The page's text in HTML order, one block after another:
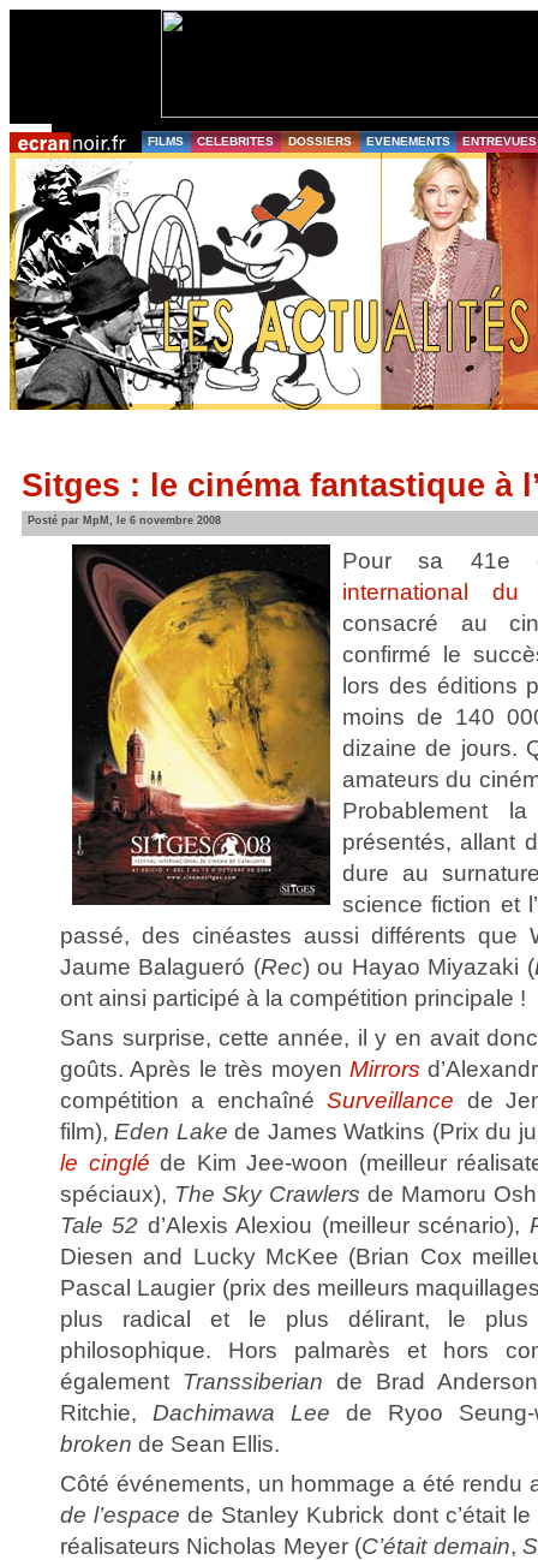
FILMS CELEBRITES DOSSIERS EVENEMENTS ENTREVUES
Sitges : le cinéma fantastique à
Posté par MpM, le 6 novembre 2008
Pour sa 41e
international
consacré au
confirmé le
lors des éditions
moins de 140
dizaine de jours.
amateurs du
Probablement
présentés, allant
dure au
science fiction et
passé, des cinéastes aussi différents que
Jaume Balagueró (Rec) ou Hayao Miyazaki (
ont ainsi participé à la compétition principale !
Sans surprise, cette année, il y en avait
goûts. Après le très moyen Mirrors
compétition a enchaînéSurveillance de
film),Eden Lake de James Watkins (Prix du
le cinglé de Kim Jee-woon (meilleur
spéciaux), The Sky Crawlers de Mamoru
Tale 52 d’Alexis Alexiou (meilleur scénario),
Diesen and Lucky McKee (Brian Cox
Pascal Laugier (prix des meilleurs
plus radical et le plus délirant, le
philosophique. Hors palmarès et hors
également Transsiberian de Brad
Ritchie, Dachimawa Lee de Ryoo
broken de Sean Ellis.
Côté événements, un hommage a été rendu
de l’espace de Stanley Kubrick dont c’était
réalisateurs Nicholas Meyer (C’était demain,